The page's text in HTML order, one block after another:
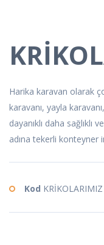
Harika karavan olarak
karavanı, yayla
dayanıklı daha sağlıklı
adına tekerli konteyner
Kod KRİKOLARIMIZ